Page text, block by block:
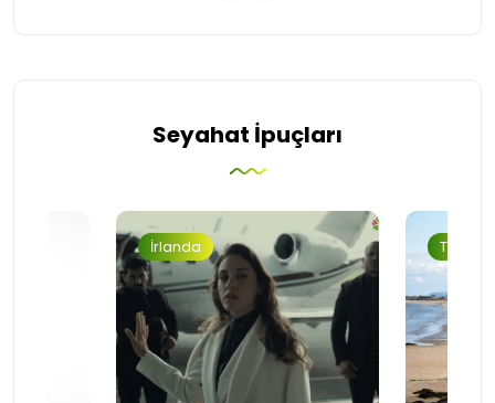
Seyahat İpuçları
İrlanda Turizm